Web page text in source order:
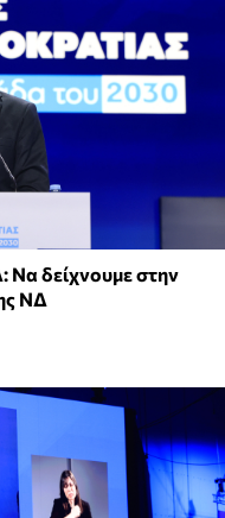
Να δείχνουμε στην
ΝΔ